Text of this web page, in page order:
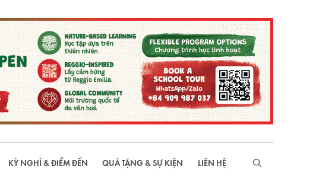
KỲ NGHỈ & ĐIỂM ĐẾN QUÀ TẶNG & SỰ KIỆN LIÊN HỆ